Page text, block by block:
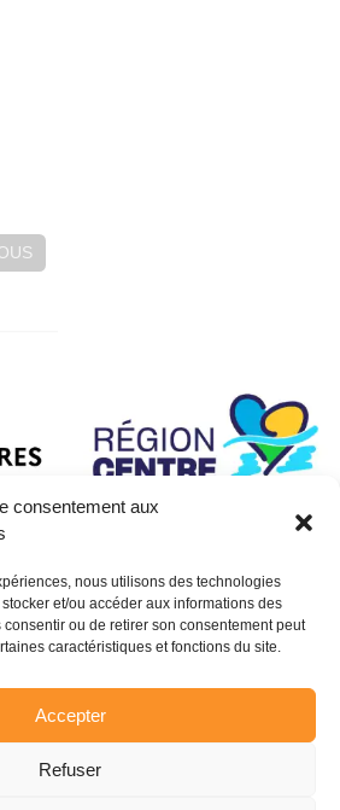
consentement aux
nous utilisons des technologies
et/ou accéder aux informations des
ou de retirer son consentement peut
caractéristiques et fonctions du site.
Accepter
Refuser